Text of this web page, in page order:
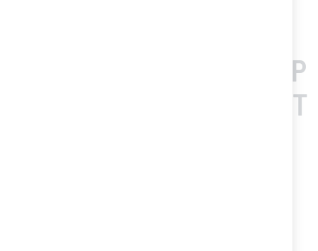
LOS CLIENTES QUE COMP
RARON ESTE ARTÍCULO T